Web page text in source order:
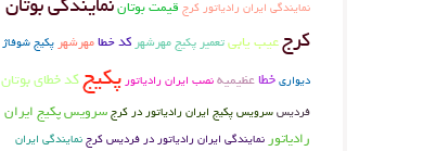
نمایندگی ایران رادیاتور کرج قیمت بوتان
کرجعیب یابیتعمیر پکیج مهرشهر کد خطامهرشهر پکیج شوفاژ
دیواریخطاعظیمیهنصب ایران رادیاتور پکیجکد خطای بوتان
فردیسسرویس پکیج ایران رادیاتور در کرجسرویس پکیج ایران
رادیاتور نمایندگی ایران رادیاتور در فردیس کرجنمایندگی ایران